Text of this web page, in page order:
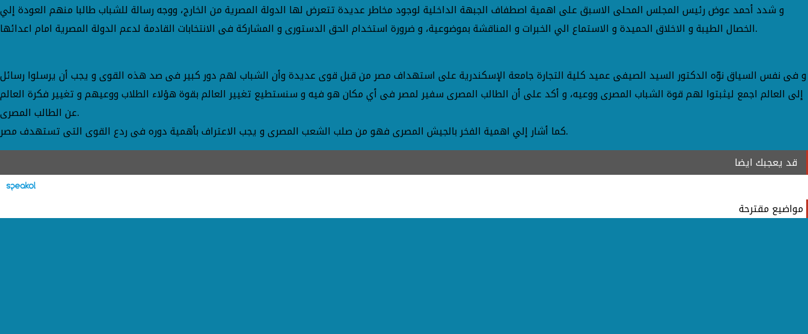
و شدد أحمد عوض رئيس المجلس المحلى الاسبق على اهمية اصطفاف الجبهة الداخلية لوجود مخاطر عديدة تتعرض لها الدولة المصرية من الخارج، ووجه رسالة للشباب طالبا منهم العودة إلي
الخصال الطيبة و الاخلاق الحميدة و الاستماع الي الخبرات و المناقشة بموضوعية، و ضرورة استخدام الحق الدستورى و المشاركة فى الانتخابات القادمة لدعم الدولة المصرية امام اعدائها.
و فى نفس السياق نوّه الدكتور السيد الصيفى عميد كلية التجارة جامعة الإسكندرية على استهداف مصر من قبل قوى عديدة وأن الشباب لهم دور كبير فى صد هذه القوى و يجب أن يرسلوا رسائل
إلى العالم اجمع ليثبتوا لهم قوة الشباب المصرى ووعيه، و أكد على أن الطالب المصرى سفير لمصر فى أي مكان هو فيه و سنستطيع تغيير العالم بقوة هؤلاء الطلاب ووعيهم و تغيير فكرة العالم
عن الطالب المصرى.
كما أشار إلي اهمية الفخر بالجيش المصرى فهو من صلب الشعب المصرى و يجب الاعتراف بأهمية دوره فى ردع القوى التى تستهدف مصر.
قد يعجبك ايضا
مواضيع مقترحة